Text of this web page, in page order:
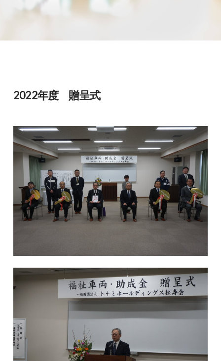
2022年度 贈呈式